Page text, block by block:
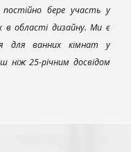
бере участь у
в області дизайну. Ми є
для ванних кімнат у
ніж 25-річним досвідом